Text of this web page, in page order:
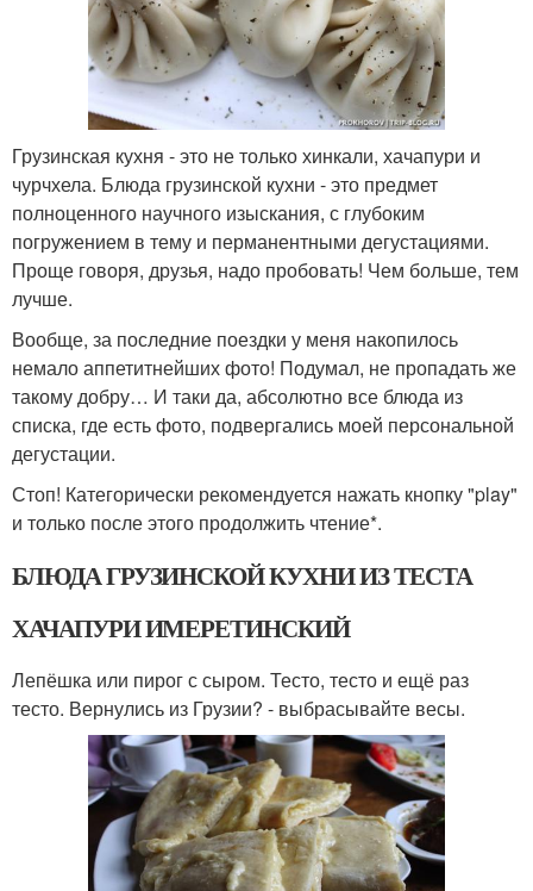
Грузинская кухня - это не только хинкали, хачапури и
чурчхела. Блюда грузинской кухни - это предмет
полноценного научного изыскания, с глубоким
погружением в тему и перманентными дегустациями.
Проще говоря, друзья, надо пробовать! Чем больше, тем
лучше.
Вообще, за последние поездки у меня накопилось
немало аппетитнейших фото! Подумал, не пропадать же
такому добру… И таки да, абсолютно все блюда из
списка, где есть фото, подвергались моей персональной
дегустации.
Стоп! Категорически рекомендуется нажать кнопку "play"
и только после этого продолжить чтение*.
БЛЮДА ГРУЗИНСКОЙ КУХНИ ИЗ ТЕСТА
ХАЧАПУРИ ИМЕРЕТИНСКИЙ
Лепёшка или пирог с сыром. Тесто, тесто и ещё раз
тесто. Вернулись из Грузии? - выбрасывайте весы.